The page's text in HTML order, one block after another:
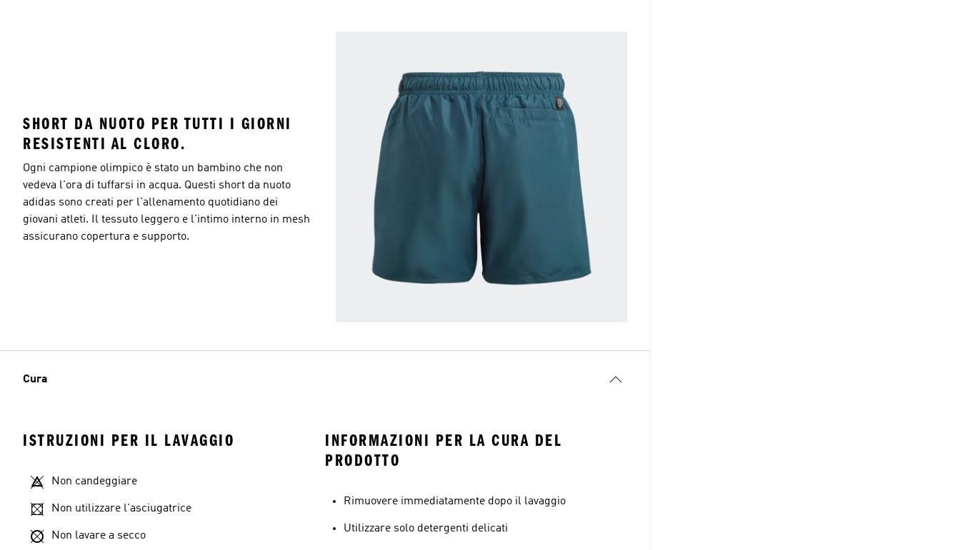
SHORT DA NUOTO PER TUTTI I GIORNI
RESISTENTI AL CLORO.
Ogni campione olimpico è stato un bambino che non
vedeva l'ora di tuffarsi in acqua. Questi short da nuoto
adidas sono creati per l'allenamento quotidiano dei
giovani atleti. Il tessuto leggero e l'intimo interno in mesh
assicurano copertura e supporto.
Cura
ISTRUZIONI PER IL LAVAGGIO
Non candeggiare
Non utilizzare l'asciugatrice
Non lavare a secco
INFORMAZIONI PER LA CURA DEL
PRODOTTO
Rimuovere immediatamente dopo il lavaggio
Utilizzare solo detergenti delicati